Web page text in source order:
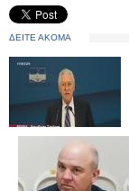
ΔΕΙΤΕ ΑΚΟΜΑ